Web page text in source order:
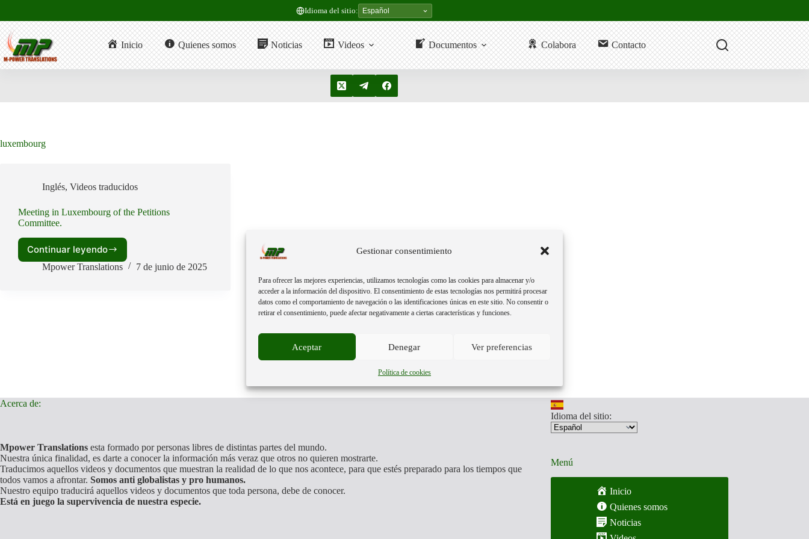
Gestionar consentimiento
Para ofrecer las mejores experiencias, utilizamos tecnologías como las cookies para almacenar y/o
acceder a la información del dispositivo. El consentimiento de estas tecnologías nos permitirá procesar
datos como el comportamiento de navegación o las identificaciones únicas en este sitio. No consentir o
retirar el consentimiento, puede afectar negativamente a ciertas características y funciones.
Aceptar Denegar Ver preferencias
Política de cookies
contenido
Idioma del sitio:
Inicio Quienes somos Noticias Videos Documentos Colabora Contacto
luxembourg
Inglés, Videos traducidos
Meeting in Luxembourg of the Petitions
Committee.
Continuar leyendo
Meeting
in
Mpower Translations 7 de junio de 2025
Acerca de:
Mpower Translations esta formado por personas libres de distintas partes del mundo.
Nuestra única finalidad, es darte a conocer la información más veraz que otros no quieren mostrarte.
Traducimos aquellos videos y documentos que muestran la realidad de lo que nos acontece, para que estés preparado para los tiempos que
todos vamos a afrontar. Somos anti globalistas y pro humanos.
Nuestro equipo traducirá aquellos videos y documentos que toda persona, debe de conocer.
Está en juego la supervivencia de nuestra especie.
Idioma del sitio:
Menú
Inicio
Quienes somos
Noticias